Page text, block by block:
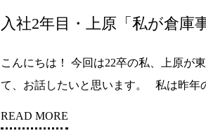
入社2年目・上原「私が倉庫
こんにちは！ 今回は22卒の私、上原が
て、お話したいと思います。 私は昨年
READ MORE